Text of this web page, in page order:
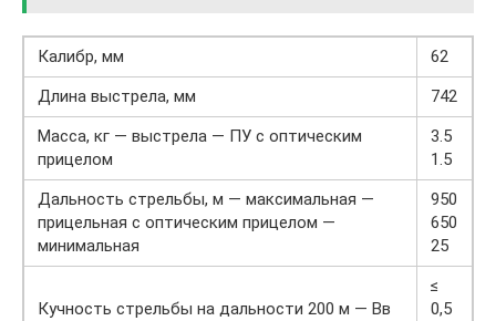
Калибр, мм
62
Длина выстрела, мм
742
Масса, кг — выстрела — ПУ с оптическим
прицелом
3.5
1.5
Дальность стрельбы, м — максимальная —
прицельная с оптическим прицелом —
минимальная
950
650
25
Кучность стрельбы на дальности 200 м — Вв
≤
0,5